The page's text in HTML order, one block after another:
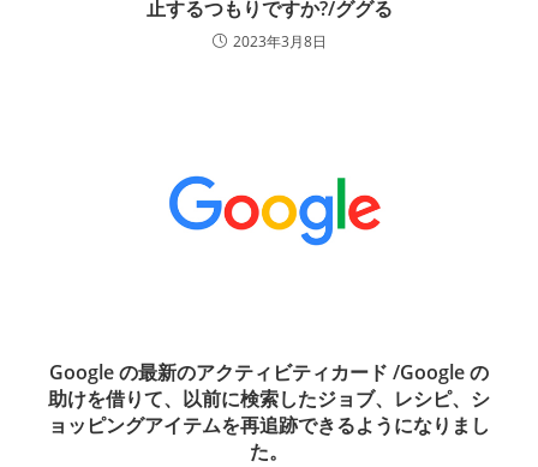
止するつもりですか?/ググる
2023年3月8日
Google の最新のアクティビティカード /Google の
助けを借りて、以前に検索したジョブ、レシピ、シ
ョッピングアイテムを再追跡できるようになりまし
た。